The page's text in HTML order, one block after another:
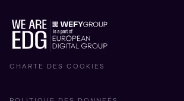
CHARTE DES COOKIES